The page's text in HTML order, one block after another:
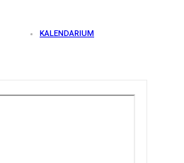
KALENDARIUM